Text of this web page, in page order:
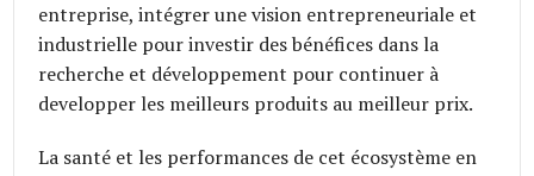
entreprise, intégrer une vision entrepreneuriale et
industrielle pour investir des bénéfices dans la
recherche et développement pour continuer à
developper les meilleurs produits au meilleur prix.
La santé et les performances de cet écosystème en